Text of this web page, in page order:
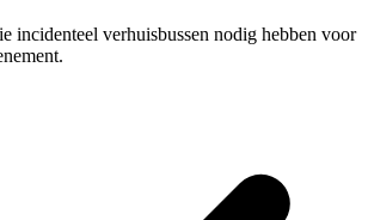
incidenteel verhuisbussen nodig hebben voor